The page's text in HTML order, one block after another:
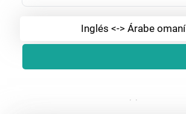
Inglés <-> Árabe omaní